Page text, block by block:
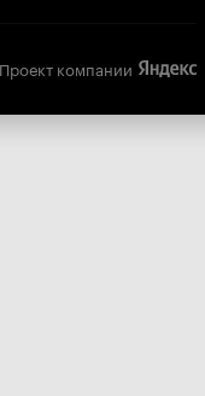
Проект компании